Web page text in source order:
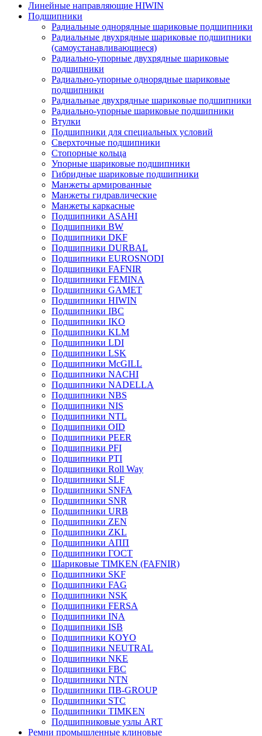
Линейные направляющие HIWIN
Подшипники
Радиальные однорядные шариковые подшипники
Радиальные двухрядные шариковые подшипники
(самоустанавливающиеся)
Радиально-упорные двухрядные шариковые
подшипники
Радиально-упорные однорядные шариковые
подшипники
Радиальные двухрядные шариковые подшипники
Радиально-упорные шариковые подшипники
Втулки
Подшипники для специальных условий
Сверхточные подшипники
Стопорные кольца
Упорные шариковые подшипники
Гибридные шариковые подшипники
Манжеты армированные
Манжеты гидравлические
Манжеты каркасные
Подшипники ASAHI
Подшипники BW
Подшипники DKF
Подшипники DURBAL
Подшипники EUROSNODI
Подшипники FAFNIR
Подшипники FEMINA
Подшипники GAMET
Подшипники HIWIN
Подшипники IBC
Подшипники IKO
Подшипники KLM
Подшипники LDI
Подшипники LSK
Подшипники McGILL
Подшипники NACHI
Подшипники NADELLA
Подшипники NBS
Подшипники NIS
Подшипники NTL
Подшипники OID
Подшипники PEER
Подшипники PFI
Подшипники PTI
Подшипники Roll Way
Подшипники SLF
Подшипники SNFA
Подшипники SNR
Подшипники URB
Подшипники ZEN
Подшипники ZKL
Подшипники АПП
Подшипники ГОСТ
Шариковые ТІMKEN (FAFNIR)
Подшипники SKF
Подшипники FAG
Подшипники NSK
Подшипники FERSA
Подшипники INA
Подшипники ISB
Подшипники KOYO
Подшипники NEUTRAL
Подшипники NKE
Подшипники FBC
Подшипники NTN
Подшипники ПВ-GROUP
Подшипники STC
Подшипники TIMKEN
Подшипниковые узлы ART
Ремни промышленные клиновые